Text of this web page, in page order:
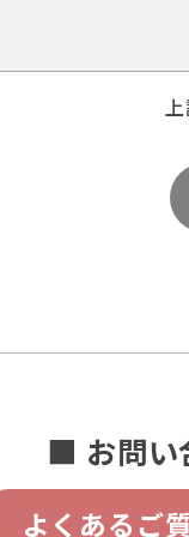
■ お問い
よくあるご